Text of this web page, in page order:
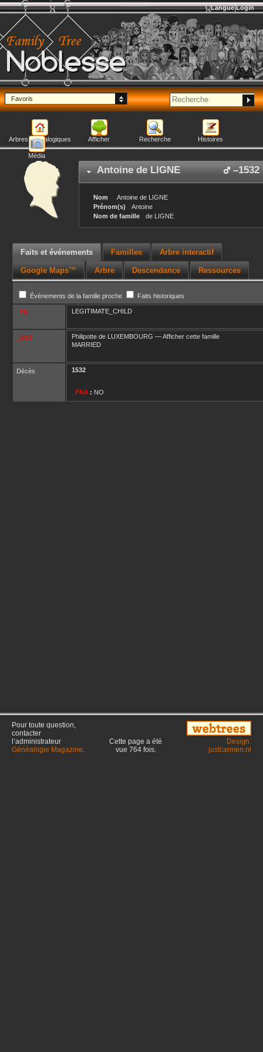
Noblesse
Langue Login
Favoris
Arbres généalogiques Afficher Recherche Histoires
Média
Antoine de LIGNE –1532
Nom Antoine de LIGNE
Prénom(s)
Antoine
Nom de famille
de LIGNE
Faits et événements Familles Arbre interactif
Google Maps™ Arbre Descendance Ressources
Événements de la famille proche Faits historiques
_FIL LEGITIMATE_CHILD
_UST Philipotte de LUXEMBOURG —Afficher cette famille
MARRIED
Décès 1532
_FNA : NO
Pour toute question,
contacter
l’administrateur
Généalogie Magazine.
Cette page a été
vue 764fois.
Design:
justcarmen.nl